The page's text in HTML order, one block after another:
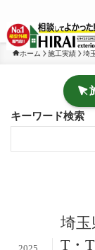
ホーム 施工実績 埼
キーワード検索
埼
T・
2025